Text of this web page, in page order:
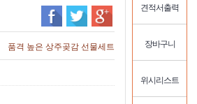
견적서출력
장바구니
위시리스트
품격 높은 상주곶감 선물세트